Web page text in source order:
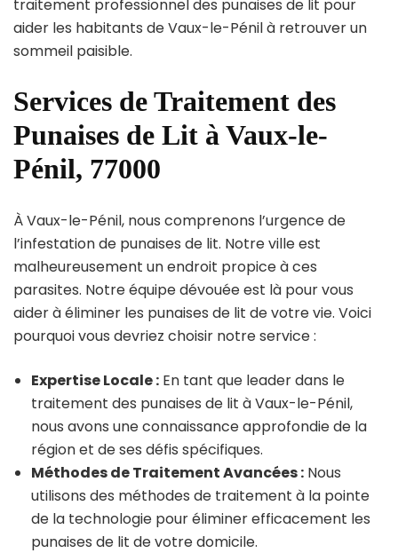
traitement professionnel des punaises de lit pour
aider les habitants de Vaux-le-Pénil à retrouver un
sommeil paisible.
Services de Traitement des
Punaises de Lit à Vaux-le-
Pénil, 77000
À Vaux-le-Pénil, nous comprenons l’urgence de
l’infestation de punaises de lit. Notre ville est
malheureusement un endroit propice à ces
parasites. Notre équipe dévouée est là pour vous
aider à éliminer les punaises de lit de votre vie. Voici
pourquoi vous devriez choisir notre service :
Expertise Locale : En tant que leader dans le
traitement des punaises de lit à Vaux-le-Pénil,
nous avons une connaissance approfondie de la
région et de ses défis spécifiques.
Méthodes de Traitement Avancées : Nous
utilisons des méthodes de traitement à la pointe
de la technologie pour éliminer efficacement les
punaises de lit de votre domicile.